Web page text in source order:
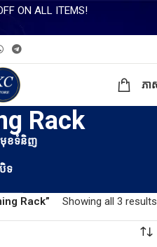
ON ALL ITEMS!
ភា
Rack
មុខទំនិញ
បិទ
Rack” Showing all 3 results